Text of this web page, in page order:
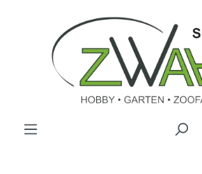
Zum Hauptinhalt springen